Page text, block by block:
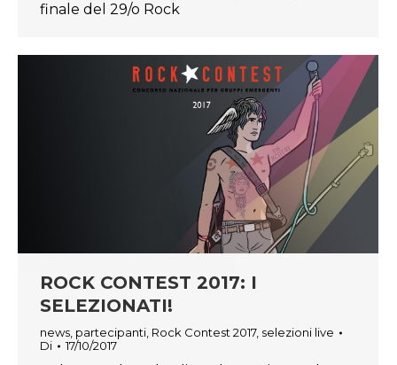
finale del 29/o Rock
ROCK CONTEST 2017: I
SELEZIONATI!
news partecipanti Rock Contest 2017, selezioni live
Di
17/10/2017